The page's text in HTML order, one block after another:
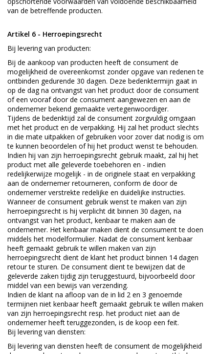
van de betreffende producten.
Artikel 6 - Herroepingsrecht
Bij levering van producten:
Bij de aankoop van producten heeft de consument de
mogelijkheid de overeenkomst zonder opgave van redenen te
ontbinden gedurende 30 dagen. Deze bedenktermijn gaat in
op de dag na ontvangst van het product door de consument
of een vooraf door de consument aangewezen en aan de
ondernemer bekend gemaakte vertegenwoordiger.
Tijdens de bedenktijd zal de consument zorgvuldig omgaan
met het product en de verpakking. Hij zal het product slechts
in die mate uitpakken of gebruiken voor zover dat nodig is om
te kunnen beoordelen of hij het product wenst te behouden.
Indien hij van zijn herroepingsrecht gebruik maakt, zal hij het
product met alle geleverde toebehoren en - indien
redelijkerwijze mogelijk - in de originele staat en verpakking
aan de ondernemer retourneren, conform de door de
ondernemer verstrekte redelijke en duidelijke instructies.
Wanneer de consument gebruik wenst te maken van zijn
herroepingsrecht is hij verplicht dit binnen 30 dagen, na
ontvangst van het product, kenbaar te maken aan de
ondernemer. Het kenbaar maken dient de consument te doen
middels het modelformulier. Nadat de consument kenbaar
heeft gemaakt gebruik te willen maken van zijn
herroepingsrecht dient de klant het product binnen 14 dagen
retour te sturen. De consument dient te bewijzen dat de
geleverde zaken tijdig zijn teruggestuurd, bijvoorbeeld door
middel van een bewijs van verzending.
Indien de klant na afloop van de in lid 2 en 3 genoemde
termijnen niet kenbaar heeft gemaakt gebruik te willen maken
van zijn herroepingsrecht resp. het product niet aan de
ondernemer heeft teruggezonden, is de koop een feit.
Bij levering van diensten:
Bij levering van diensten heeft de consument de mogelijkheid